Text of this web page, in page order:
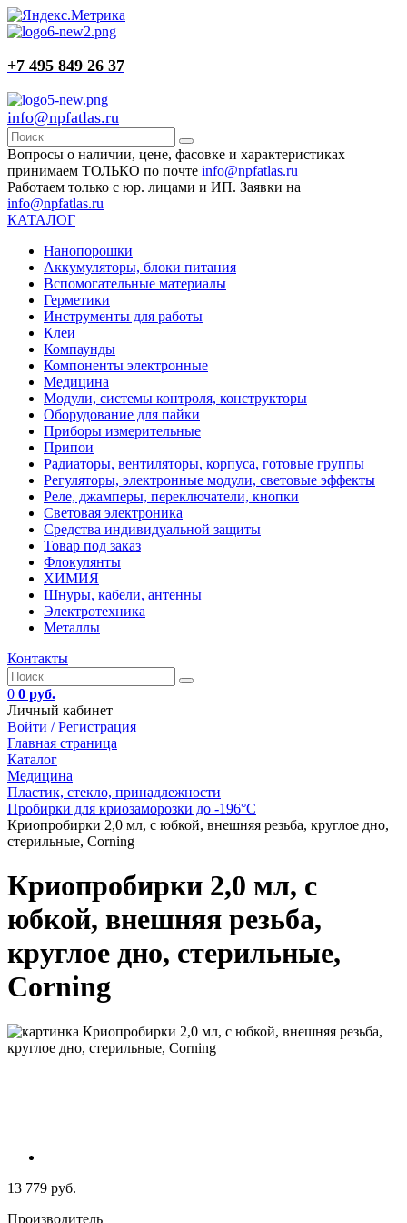
+7 495 849 26 37
info@npfatlas.ru
Вопросы о наличии, цене, фасовке и характеристиках
принимаем ТОЛЬКО по почте info@npfatlas.ru
Работаем только с юр. лицами и ИП. Заявки на
info@npfatlas.ru
КАТАЛОГ
Нанопорошки
Аккумуляторы, блоки питания
Вспомогательные материалы
Герметики
Инструменты для работы
Клеи
Компаунды
Компоненты электронные
Медицина
Модули, системы контроля, конструкторы
Оборудование для пайки
Приборы измерительные
Припои
Радиаторы, вентиляторы, корпуса, готовые группы
Регуляторы, электронные модули, световые эффекты
Реле, джамперы, переключатели, кнопки
Световая электроника
Средства индивидуальной защиты
Товар под заказ
Флокулянты
ХИМИЯ
Шнуры, кабели, антенны
Электротехника
Металлы
Контакты
0 0 руб.
Личный кабинет
Войти / Регистрация
Главная страница
Каталог
Медицина
Пластик, стекло, принадлежности
Пробирки для криозаморозки до -196°С
Криопробирки 2,0 мл, с юбкой, внешняя резьба, круглое дно,
стерильные, Corning
Криопробирки 2,0 мл, с
юбкой, внешняя резьба,
круглое дно, стерильные,
Corning
13 779 руб.
Производитель